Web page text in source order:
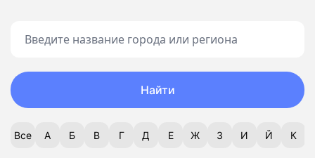
Найти
Все А Б В Г Д Е Ж З И Й К